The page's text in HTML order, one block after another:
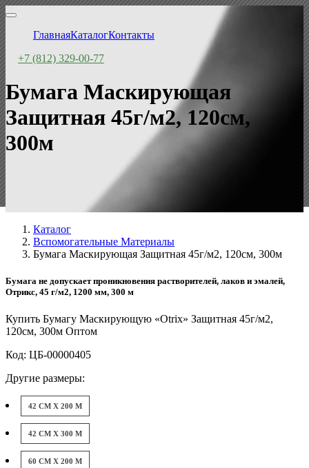
ГлавнаяКаталогКонтакты
+7 (812) 329-00-77
Бумага Маскирующая
Защитная 45г/м2, 120см,
300м
Каталог
Вспомогательные Материалы
Бумага Маскирующая Защитная 45г/м2, 120см, 300м
Бумага не допускает проникновения растворителей, лаков и эмалей,
Отрикс, 45 г/м2, 1200 мм, 300 м
Купить Бумагу Маскирующую «Otrix» Защитная 45г/м2,
120см, 300м Оптом
Код: ЦБ-00000405
Другие размеры:
42 СМ X 200 М
42 СМ X 300 М
60 СМ X 200 М